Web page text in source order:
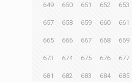
649 650 651 652 653
657 658 659 660 661
665 666 667 668 669
673 674 675 676 677
681 682 683 684 685